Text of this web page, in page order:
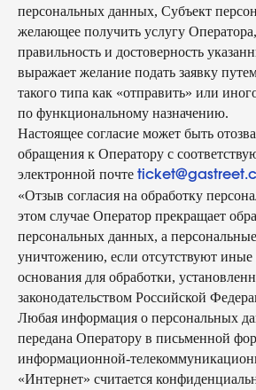
персональных данных, Субъект
желающее получить услугу
правильность и достоверность
выражает желание подать заявку
такого типа как «отправить» или
по функциональному назначению.
Настоящее согласие может быть
обращения к Оператору с
электронной почте
«Отзыв согласия на обработку
этом случае Оператор прекращает
персональных данных, а
уничтожению, если отсутствуют иные
основания для обработки,
законодательством Российской
Любая информация о персональных
передана Оператору в письменной
информационной-
«Интернет» считается
8 800 700 93 20 (горячая линия) gastreet — international
restaurant show
договор оферта
оферта детского кемпа
политика в отношении обработки
персональных данных «гастритик»
данных
персональных данных
согласие на получение рассылки
согласие на размещение отзывов
способы оплаты
написать в whatsapp